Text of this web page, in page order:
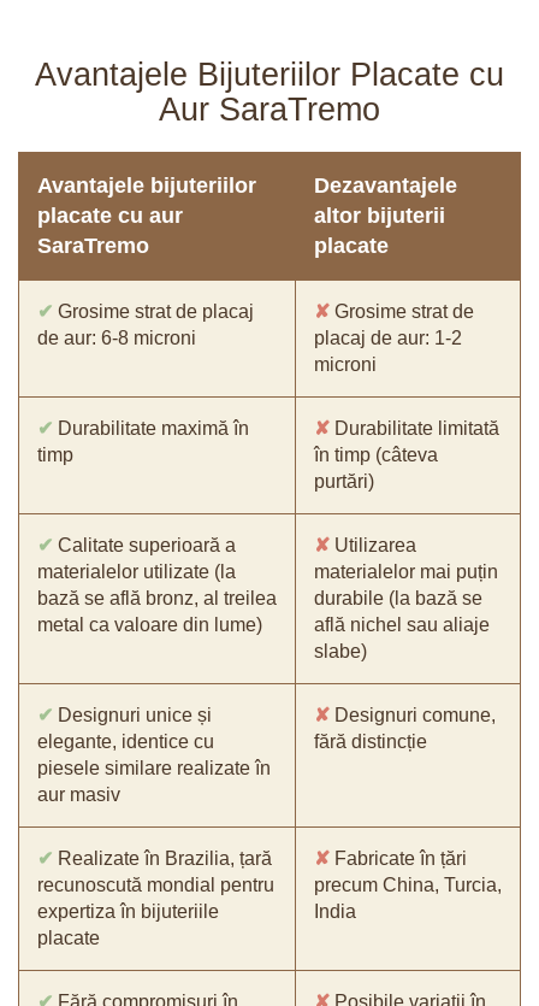
Avantajele Bijuteriilor Placate cu
Aur SaraTremo
Avantajele bijuteriilor
placate cu aur
SaraTremo
Dezavantajele
altor bijuterii
placate
✔ Grosime strat de placaj
de aur: 6-8 microni
✘ Grosime strat de
placaj de aur: 1-2
microni
✔ Durabilitate maximă în
timp
✘ Durabilitate limitată
în timp (câteva
purtări)
✔ Calitate superioară a
materialelor utilizate (la
bază se află bronz, al treilea
metal ca valoare din lume)
✘ Utilizarea
materialelor mai puțin
durabile (la bază se
află nichel sau aliaje
slabe)
✔ Designuri unice și
elegante, identice cu
piesele similare realizate în
aur masiv
✘ Designuri comune,
fără distincție
✔ Realizate în Brazilia, țară
recunoscută mondial pentru
expertiza în bijuteriile
placate
✘ Fabricate în țări
precum China, Turcia,
India
✔ Fără compromisuri în
✘ Posibile variații în